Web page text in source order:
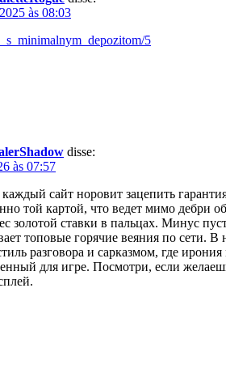
às 08:03
5
disse:
às 07:57
каждый сайт норовит зацепить
той картой, что ведет мимо дебри
золотой ставки в пальцах. Минус
топовые горячие веяния по сети. В
разговора и сарказмом, где
для игре. Посмотри, если